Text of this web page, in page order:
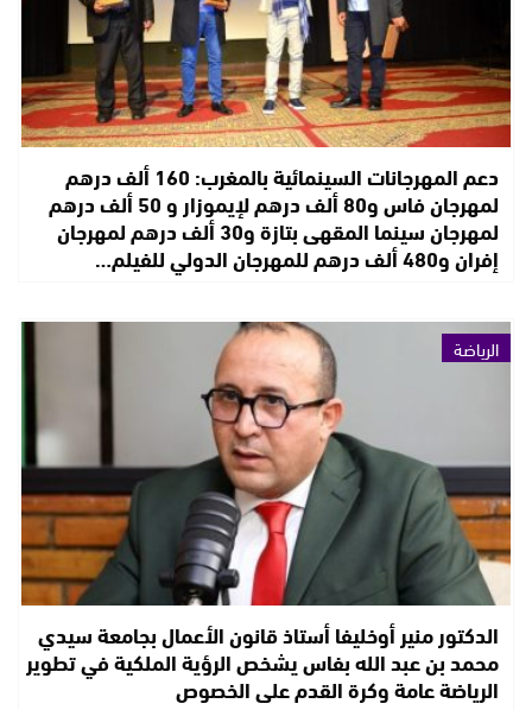
دعم المهرجانات السينمائية بالمغرب: 160 ألف درهم
لمهرجان فاس و80 ألف درهم لإيموزار و 50 ألف درهم
لمهرجان سينما المقهى بتازة و30 ألف درهم لمهرجان
إفران و480 ألف درهم للمهرجان الدولي للفيلم…
الرياضة
الدكتور منير أوخليفا أستاذ قانون الأعمال بجامعة سيدي
محمد بن عبد الله بفاس يشخص الرؤية الملكية في تطوير
الرياضة عامة وكرة القدم على الخصوص